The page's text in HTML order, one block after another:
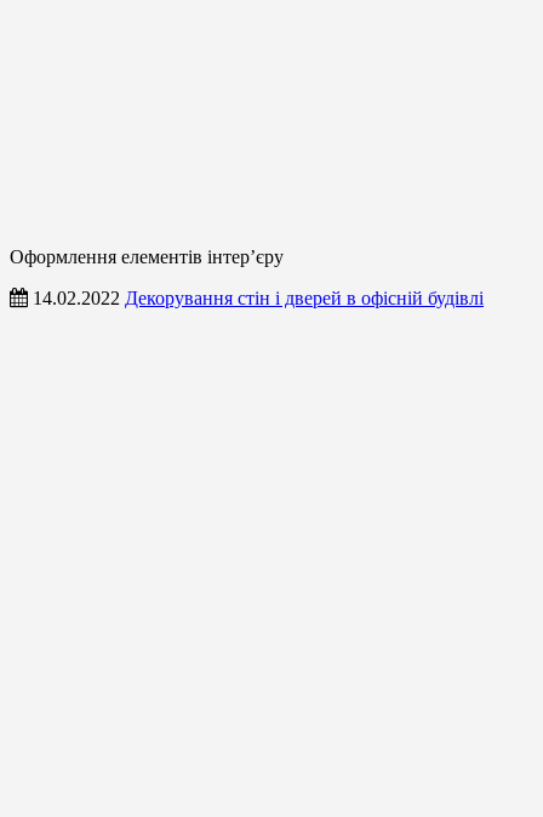
Оформлення елементів інтер’єру
14.02.2022 Декорування стін і дверей в офісній будівлі